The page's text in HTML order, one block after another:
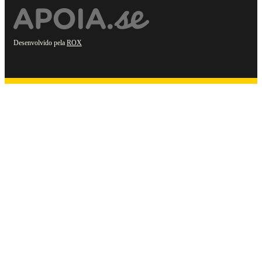
Desenvolvido pela ROX